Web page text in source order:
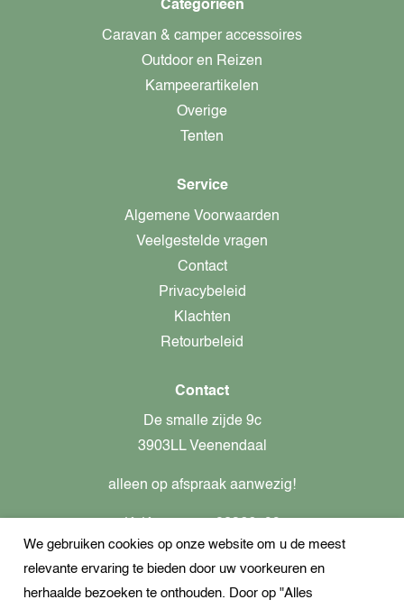
Categorieën
Caravan & camper accessoires
Outdoor en Reizen
Kampeerartikelen
Overige
Tenten
Service
Algemene Voorwaarden
Veelgestelde vragen
Contact
Privacybeleid
Klachten
Retourbeleid
Contact
De smalle zijde 9c
3903LL Veenendaal
alleen op afspraak aanwezig!
Btw-nummer: nl862437301B01
+31621944547
We gebruiken cookies op onze website om u de meest
relevante ervaring te bieden door uw voorkeuren en
herhaalde bezoeken te onthouden. Door op "Alles